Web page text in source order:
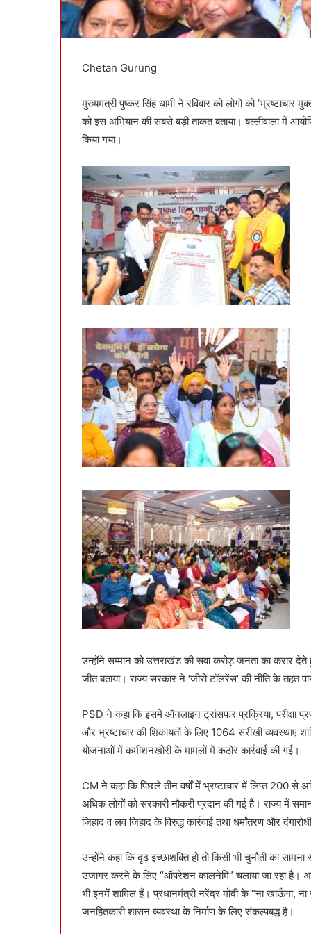
Chetan Gurung
मुख्यमंत्री पुष्कर सिंह धामी ने रविवार को लोगों को
को इस अभियान की सबसे बड़ी ताकत बताया। बल्लीवाला में
किया गया।
उन्होंने सम्मान को उत्तराखंड की सवा करोड़ जनता का करार
जीत बताया। राज्य सरकार ने ‘जीरो टॉलरेंस’ की नीति के तहत
PSD ने कहा कि इसमें ऑनलाइन ट्रांसफर प्रक्रिया, परीक्षा
और भ्रष्टाचार की शिकायतों के लिए 1064 सरीखी व्यवस्थाएं
योजनाओं में कमीशनखोरी के मामलों में कठोर कार्रवाई की गई।
CM ने कहा कि पिछले तीन वर्षों में भ्रष्टाचार में लिप्त 200 से
अधिक लोगों को सरकारी नौकरी प्रदान की गई है। राज्य में
जिहाद व लव जिहाद के विरुद्ध कार्रवाई तथा धर्मांतरण और
उन्होंने कहा कि दृढ़ इच्छाशक्ति हो तो किसी भी चुनौती का
उजागर करने के लिए “ऑपरेशन कालनेमि” चलाया जा रहा है।
भी इनमें शामिल हैं। प्रधानमंत्री नरेंद्र मोदी के “ना खाऊँगा,
जनहितकारी शासन व्यवस्था के निर्माण के लिए संकल्पबद्ध है।